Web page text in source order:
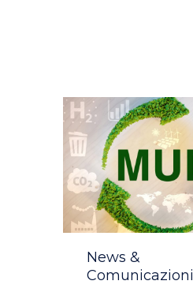
Category
News &
Comunicazioni